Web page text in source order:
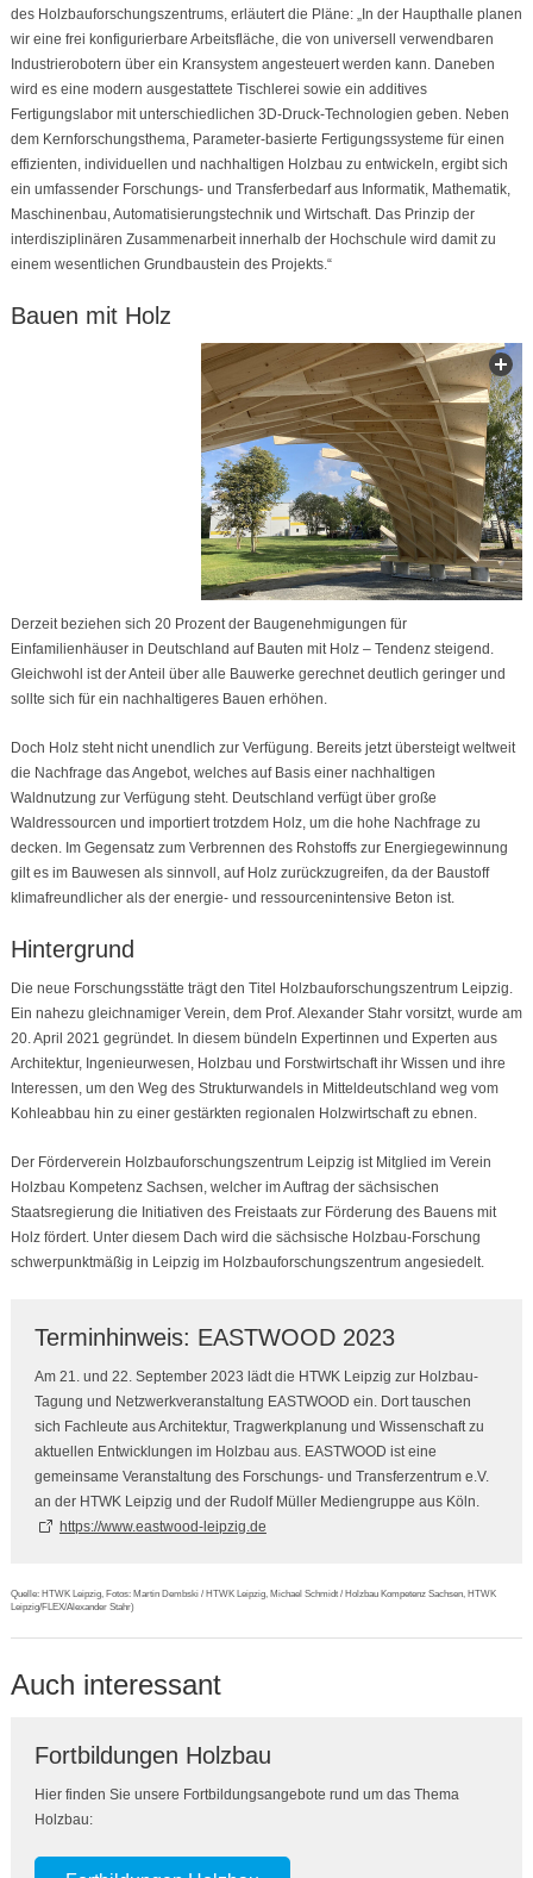
des Holzbauforschungszentrums, erläutert die Pläne: „In der Haupthalle planen
wir eine frei konfigurierbare Arbeitsfläche, die von universell verwendbaren
Industrierobotern über ein Kransystem angesteuert werden kann. Daneben
wird es eine modern ausgestattete Tischlerei sowie ein additives
Fertigungslabor mit unterschiedlichen 3D-Druck-Technologien geben. Neben
dem Kernforschungsthema, Parameter-basierte Fertigungssysteme für einen
effizienten, individuellen und nachhaltigen Holzbau zu entwickeln, ergibt sich
ein umfassender Forschungs- und Transferbedarf aus Informatik, Mathematik,
Maschinenbau, Automatisierungstechnik und Wirtschaft. Das Prinzip der
interdisziplinären Zusammenarbeit innerhalb der Hochschule wird damit zu
einem wesentlichen Grundbaustein des Projekts.“
Bauen mit Holz
Derzeit beziehen sich 20 Prozent der Baugenehmigungen für
Einfamilienhäuser in Deutschland auf Bauten mit Holz – Tendenz steigend.
Gleichwohl ist der Anteil über alle Bauwerke gerechnet deutlich geringer und
sollte sich für ein nachhaltigeres Bauen erhöhen.
Doch Holz steht nicht unendlich zur Verfügung. Bereits jetzt übersteigt weltweit
die Nachfrage das Angebot, welches auf Basis einer nachhaltigen
Waldnutzung zur Verfügung steht. Deutschland verfügt über große
Waldressourcen und importiert trotzdem Holz, um die hohe Nachfrage zu
decken. Im Gegensatz zum Verbrennen des Rohstoffs zur Energiegewinnung
gilt es im Bauwesen als sinnvoll, auf Holz zurückzugreifen, da der Baustoff
klimafreundlicher als der energie- und ressourcenintensive Beton ist.
Hintergrund
Die neue Forschungsstätte trägt den Titel Holzbauforschungszentrum Leipzig.
Ein nahezu gleichnamiger Verein, dem Prof. Alexander Stahr vorsitzt, wurde am
20. April 2021 gegründet. In diesem bündeln Expertinnen und Experten aus
Architektur, Ingenieurwesen, Holzbau und Forstwirtschaft ihr Wissen und ihre
Interessen, um den Weg des Strukturwandels in Mitteldeutschland weg vom
Kohleabbau hin zu einer gestärkten regionalen Holzwirtschaft zu ebnen.
Der Förderverein Holzbauforschungszentrum Leipzig ist Mitglied im Verein
Holzbau Kompetenz Sachsen, welcher im Auftrag der sächsischen
Staatsregierung die Initiativen des Freistaats zur Förderung des Bauens mit
Holz fördert. Unter diesem Dach wird die sächsische Holzbau-Forschung
schwerpunktmäßig in Leipzig im Holzbauforschungszentrum angesiedelt.
Terminhinweis: EASTWOOD 2023
Am 21. und 22. September 2023 lädt die HTWK Leipzig zur Holzbau-
Tagung und Netzwerkveranstaltung EASTWOOD ein. Dort tauschen
sich Fachleute aus Architektur, Tragwerkplanung und Wissenschaft zu
aktuellen Entwicklungen im Holzbau aus. EASTWOOD ist eine
gemeinsame Veranstaltung des Forschungs- und Transferzentrum e.V.
an der HTWK Leipzig und der Rudolf Müller Mediengruppe aus Köln.
https://www.eastwood-leipzig.de
Quelle: HTWK Leipzig, Fotos: Martin Dembski / HTWK Leipzig, Michael Schmidt / Holzbau Kompetenz Sachsen, HTWK
Leipzig/FLEX/Alexander Stahr)
Auch interessant
Fortbildungen Holzbau
Hier finden Sie unsere Fortbildungsangebote rund um das Thema
Holzbau: